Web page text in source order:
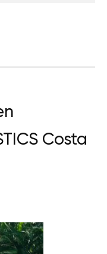
Costa